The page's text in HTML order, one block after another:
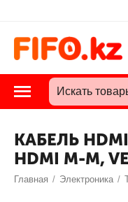
КАБЕЛЬ HDMI
HDMI M-M,
Главная / Электроника /